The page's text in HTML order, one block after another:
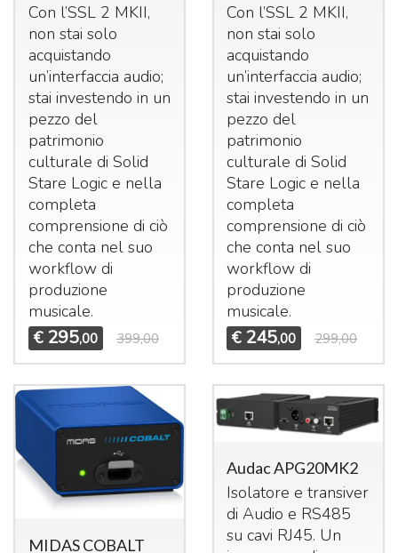
Con l’SSL 2 MKII,
non stai solo
acquistando
un’interfaccia audio;
stai investendo in un
pezzo del
patrimonio
culturale di Solid
Stare Logic e nella
completa
comprensione di ciò
che conta nel suo
workflow di
produzione
musicale.
€ 295,00 399,00
Con l’SSL 2 MKII,
non stai solo
acquistando
un’interfaccia audio;
stai investendo in un
pezzo del
patrimonio
culturale di Solid
Stare Logic e nella
completa
comprensione di ciò
che conta nel suo
workflow di
produzione
musicale.
€ 245,00 299,00
MIDAS COBALT
Audac APG20MK2
Isolatore e transiver
di Audio e RS485
su cavi RJ45. Un